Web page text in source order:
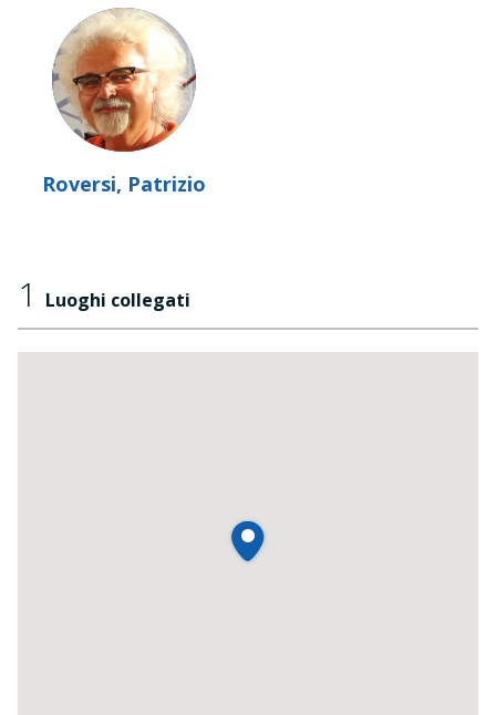
Roversi, Patrizio
1 Luoghi collegati